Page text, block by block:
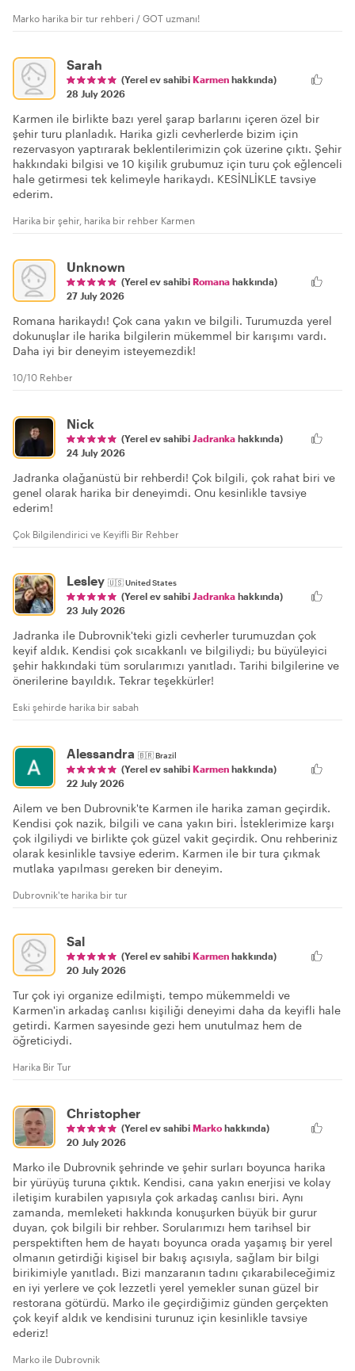
Marko harika bir tur rehberi / GOT uzmanı!
Sarah
(Yerel ev sahibi Karmen hakkında)
28 July 2026
Karmen ile birlikte bazı yerel şarap barlarını içeren özel bir
şehir turu planladık. Harika gizli cevherlerde bizim için
rezervasyon yaptırarak beklentilerimizin çok üzerine çıktı. Şehir
hakkındaki bilgisi ve 10 kişilik grubumuz için turu çok eğlenceli
hale getirmesi tek kelimeyle harikaydı. KESİNLİKLE tavsiye
ederim.
Harika bir şehir, harika bir rehber Karmen
Unknown
(Yerel ev sahibi Romana hakkında)
27 July 2026
Romana harikaydı! Çok cana yakın ve bilgili. Turumuzda yerel
dokunuşlar ile harika bilgilerin mükemmel bir karışımı vardı.
Daha iyi bir deneyim isteyemezdik!
10/10 Rehber
Nick
(Yerel ev sahibi Jadranka hakkında)
24 July 2026
Jadranka olağanüstü bir rehberdi! Çok bilgili, çok rahat biri ve
genel olarak harika bir deneyimdi. Onu kesinlikle tavsiye
ederim!
Çok Bilgilendirici ve Keyifli Bir Rehber
Lesley 🇺🇸United States
(Yerel ev sahibi Jadranka hakkında)
23 July 2026
Jadranka ile Dubrovnik'teki gizli cevherler turumuzdan çok
keyif aldık. Kendisi çok sıcakkanlı ve bilgiliydi; bu büyüleyici
şehir hakkındaki tüm sorularımızı yanıtladı. Tarihi bilgilerine ve
önerilerine bayıldık. Tekrar teşekkürler!
Eski şehirde harika bir sabah
Alessandra 🇧🇷Brazil
(Yerel ev sahibi Karmen hakkında)
22 July 2026
Ailem ve ben Dubrovnik'te Karmen ile harika zaman geçirdik.
Kendisi çok nazik, bilgili ve cana yakın biri. İsteklerimize karşı
çok ilgiliydi ve birlikte çok güzel vakit geçirdik. Onu rehberiniz
olarak kesinlikle tavsiye ederim. Karmen ile bir tura çıkmak
mutlaka yapılması gereken bir deneyim.
Dubrovnik'te harika bir tur
Sal
(Yerel ev sahibi Karmen hakkında)
20 July 2026
Tur çok iyi organize edilmişti, tempo mükemmeldi ve
Karmen'in arkadaş canlısı kişiliği deneyimi daha da keyifli hale
getirdi. Karmen sayesinde gezi hem unutulmaz hem de
öğreticiydi.
Harika Bir Tur
Christopher
(Yerel ev sahibi Marko hakkında)
20 July 2026
Marko ile Dubrovnik şehrinde ve şehir surları boyunca harika
bir yürüyüş turuna çıktık. Kendisi, cana yakın enerjisi ve kolay
iletişim kurabilen yapısıyla çok arkadaş canlısı biri. Aynı
zamanda, memleketi hakkında konuşurken büyük bir gurur
duyan, çok bilgili bir rehber. Sorularımızı hem tarihsel bir
perspektiften hem de hayatı boyunca orada yaşamış bir yerel
olmanın getirdiği kişisel bir bakış açısıyla, sağlam bir bilgi
birikimiyle yanıtladı. Bizi manzaranın tadını çıkarabileceğimiz
en iyi yerlere ve çok lezzetli yerel yemekler sunan güzel bir
restorana götürdü. Marko ile geçirdiğimiz günden gerçekten
çok keyif aldık ve kendisini turunuz için kesinlikle tavsiye
ederiz!
Marko ile Dubrovnik